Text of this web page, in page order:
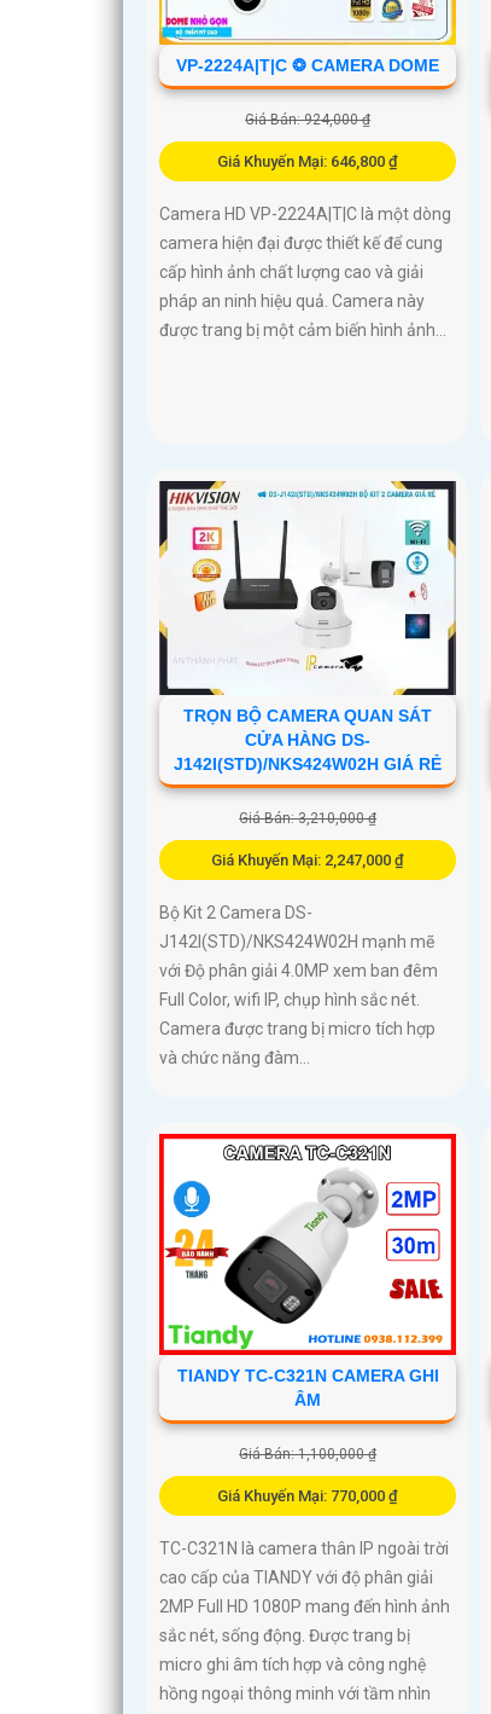
VP-2224A|T|C ❂ CAMERA DOME
Giá Bán: 924,000 ₫
Giá Khuyến Mại: 646,800 ₫
Camera HD VP-2224A|T|C là một dòng
camera hiện đại được thiết kế để cung
cấp hình ảnh chất lượng cao và giải
pháp an ninh hiệu quả. Camera này
được trang bị một cảm biến hình ảnh...
TRỌN BỘ CAMERA QUAN SÁT
CỬA HÀNG DS-
J142I(STD)/NKS424W02H GIÁ RẺ
Giá Bán: 3,210,000 ₫
Giá Khuyến Mại: 2,247,000 ₫
Bộ Kit 2 Camera DS-
J142I(STD)/NKS424W02H mạnh mẽ
với Độ phân giải 4.0MP xem ban đêm
Full Color, wifi IP, chụp hình sắc nét.
Camera được trang bị micro tích hợp
và chức năng đàm...
TIANDY TC-C321N CAMERA GHI
ÂM
Giá Bán: 1,100,000 ₫
Giá Khuyến Mại: 770,000 ₫
TC-C321N là camera thân IP ngoài trời
cao cấp của TIANDY với độ phân giải
2MP Full HD 1080P mang đến hình ảnh
sắc nét, sống động. Được trang bị
micro ghi âm tích hợp và công nghệ
hồng ngoại thông minh với tầm nhìn